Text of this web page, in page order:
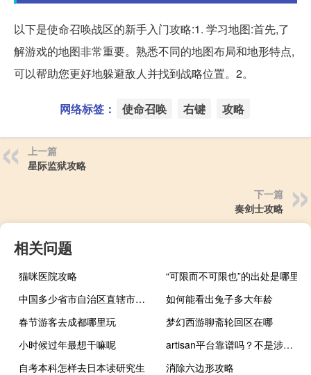
以下是使命召唤战区的新手入门攻略:1. 学习地图:首先,了
解游戏的地图非常重要。熟悉不同的地图布局和地形特点,
可以帮助您更好地躲避敌人并找到战略位置。2。
网络标签： 使命召唤 右键 攻略
上一篇
星际监狱攻略
下一篇
奏剑士攻略
相关问题
猫咪医院攻略
“可限而不可限也”的出处是哪里
中国多少省市自治区直辖市最新
如何能看出兔子多大年龄
春节游客去成都哪里玩
梦幻西游聊斋轮回区在哪
小时候过年最想干嘛呢
artisan平台靠谱吗？不是涉嫌网络传销
自考本科怎样去日本读研究生
消除六边形攻略